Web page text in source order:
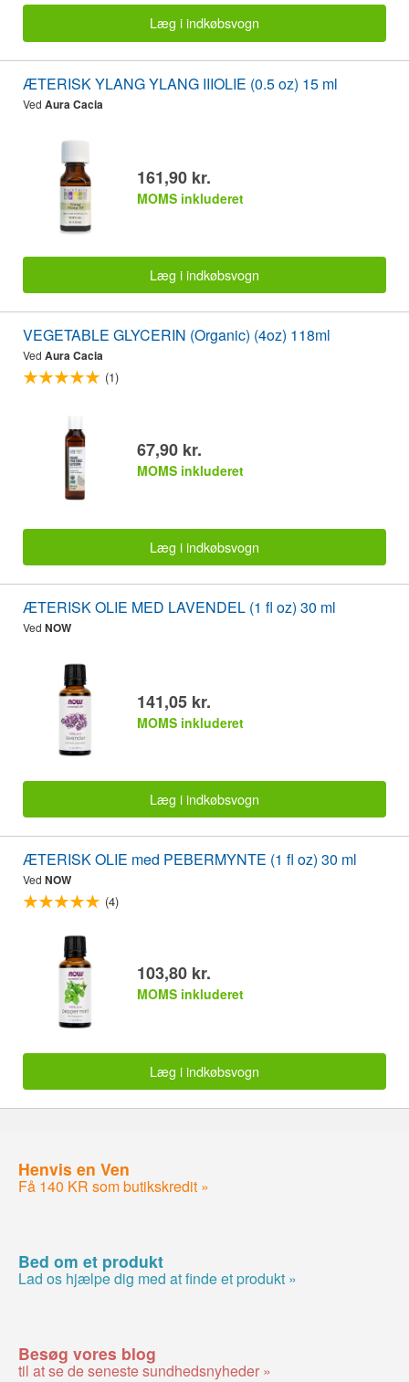
Læg i indkøbsvogn
ÆTERISK YLANG YLANG IIIOLIE (0.5 oz) 15 ml
Ved Aura Cacia
161,90 kr.
MOMS inkluderet
Læg i indkøbsvogn
VEGETABLE GLYCERIN (Organic) (4oz) 118ml
Ved Aura Cacia
(1)
67,90 kr.
MOMS inkluderet
Læg i indkøbsvogn
ÆTERISK OLIE MED LAVENDEL (1 fl oz) 30 ml
Ved NOW
141,05 kr.
MOMS inkluderet
Læg i indkøbsvogn
ÆTERISK OLIE med PEBERMYNTE (1 fl oz) 30 ml
Ved NOW
(4)
103,80 kr.
MOMS inkluderet
Læg i indkøbsvogn
Henvis en Ven
Få 140 KR som butikskredit »
Bed om et produkt
Lad os hjælpe dig med at finde et produkt »
Besøg vores blog
til at se de seneste sundhedsnyheder »